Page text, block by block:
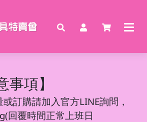
事項】
訂購請加入官方LINE詢問，
回覆時間正常上班日